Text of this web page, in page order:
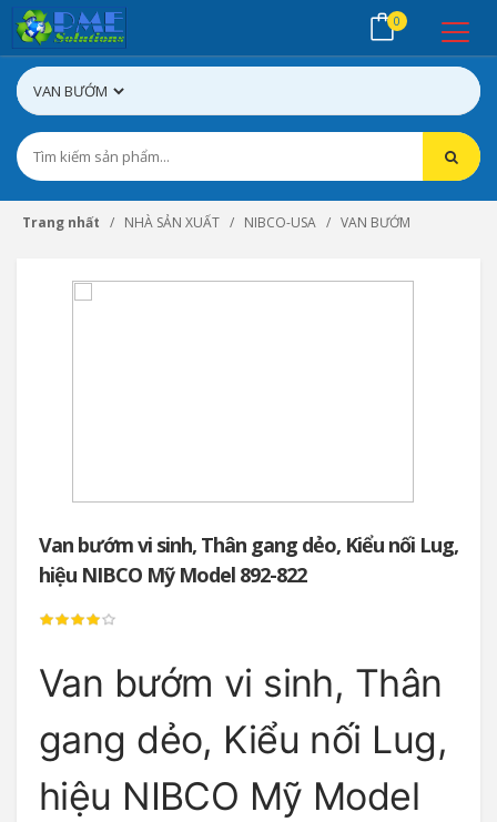
0
Trang nhất NHÀ SẢN XUẤT NIBCO-USA VAN BƯỚM
Van bướm vi sinh, Thân gang dẻo, Kiểu nối Lug,
hiệu NIBCO Mỹ Model 892-822
Van bướm vi sinh, Thân
gang dẻo, Kiểu nối Lug,
hiệu NIBCO Mỹ Model